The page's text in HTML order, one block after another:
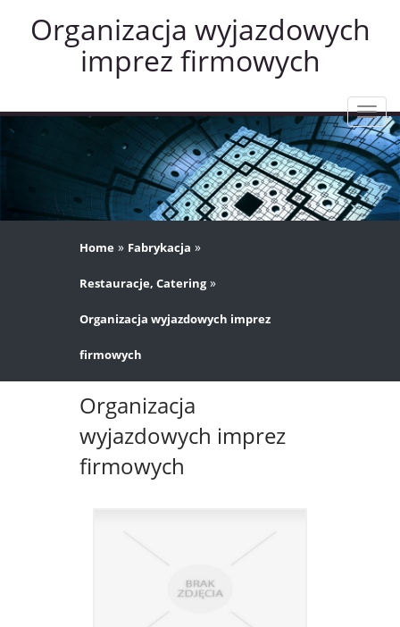
Organizacja wyjazdowych
imprez firmowych
Home » Fabrykacja »
Restauracje, Catering»
Organizacja wyjazdowych imprez
firmowych
Organizacja
wyjazdowych imprez
firmowych